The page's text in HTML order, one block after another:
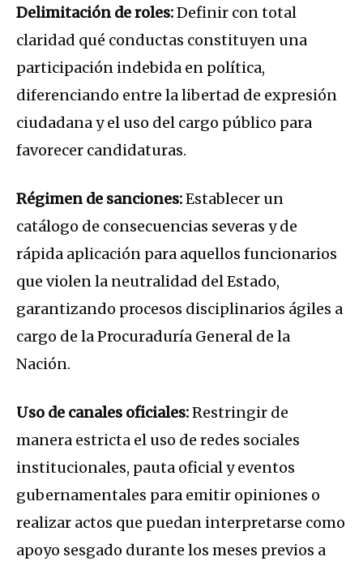
Delimitación de roles:Definir con total
claridad qué conductas constituyen una
participación indebida en política,
diferenciando entre la libertad de expresión
ciudadana y el uso del cargo público para
favorecer candidaturas.
Régimen de sanciones:Establecer un
catálogo de consecuencias severas y de
rápida aplicación para aquellos funcionarios
que violen la neutralidad del Estado,
garantizando procesos disciplinarios ágiles a
cargo de la Procuraduría General de la
Nación.
Uso de canales oficiales:Restringir de
manera estricta el uso de redes sociales
institucionales, pauta oficial y eventos
gubernamentales para emitir opiniones o
realizar actos que puedan interpretarse como
apoyo sesgado durante los meses previos a